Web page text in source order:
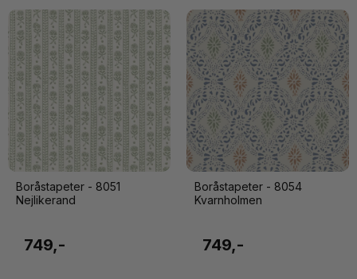
Boråstapeter - 8051
Nejlikerand
749,-
Boråstapeter - 8054
Kvarnholmen
749,-